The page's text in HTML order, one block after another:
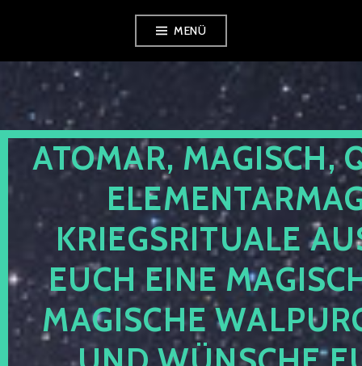
springen
MENÜ
ATOMAR, MAGISCH,
KRIEGSRITUALE
EUCH EINE
MAGISCHE